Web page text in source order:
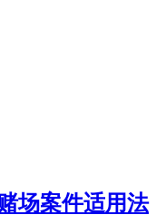
场案件适用法